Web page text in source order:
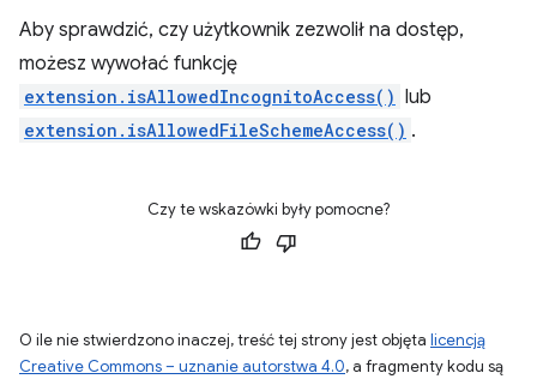
Aby sprawdzić, czy użytkownik zezwolił na dostęp,
możesz wywołać funkcję
extension.isAllowedIncognitoAccess() lub
extension.isAllowedFileSchemeAccess() .
Czy te wskazówki były pomocne?
O ile nie stwierdzono inaczej, treść tej strony jest objęta licencją
Creative Commons – uznanie autorstwa 4.0, a fragmenty kodu są